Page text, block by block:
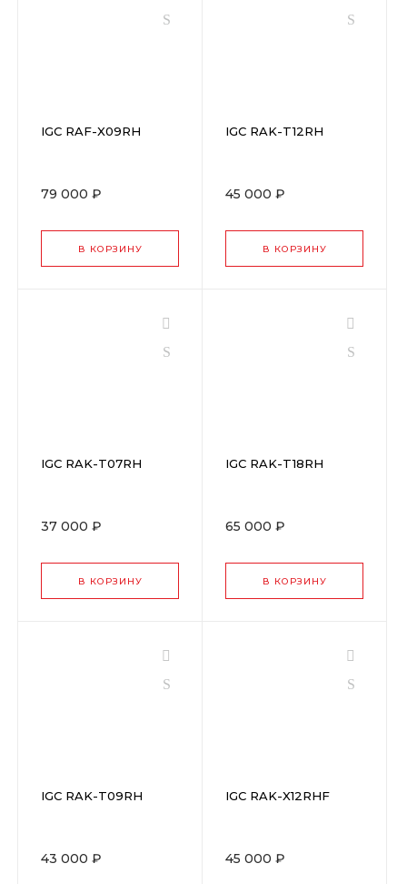
IGC RAF-X09RH
79 000 ₽
В КОРЗИНУ
IGC RAK-T12RH
45 000 ₽
В КОРЗИНУ
IGC RAK-T07RH
37 000 ₽
В КОРЗИНУ
IGC RAK-T18RH
65 000 ₽
В КОРЗИНУ
IGC RAK-T09RH
43 000 ₽
IGC RAK-X12RHF
45 000 ₽